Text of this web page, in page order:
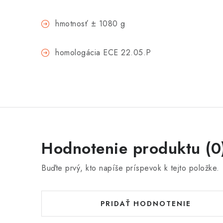
hmotnosť ± 1080 g
homologácia ECE 22.05.P
Hodnotenie produktu
Buďte prvý, kto napíše príspevok k tejto položke.
PRIDAŤ HODNOTENIE